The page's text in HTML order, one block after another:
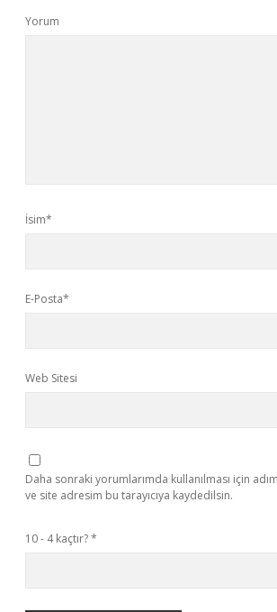
Yorum
İsim*
E-Posta*
Web Sitesi
Daha sonraki yorumlarımda kullanılması için
ve site adresim bu tarayıcıya kaydedilsin.
10 - 4 kaçtır?*